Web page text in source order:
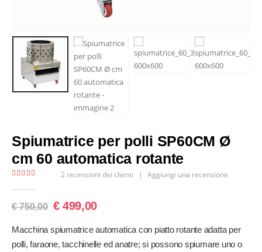
Spiumatrice per polli SP60CM Ø
cm 60 automatica rotante
2 recensioni dei clienti | Aggiungi una recensione
€750,00 €499,00
Macchina spiumatrice automatica con piatto rotante adatta per
polli, faraone, tacchinelle ed anatre; si possono spiumare uno o